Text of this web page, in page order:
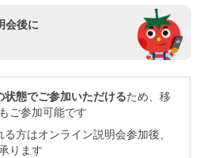
会後に
態でご参加いただけるため、移
ご参加可能です
方はオンライン説明会参加後、
ります